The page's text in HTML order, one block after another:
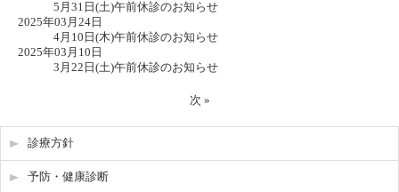
5月31日(土)午前休診のお知らせ
2025年03月24日
4月10日(木)午前休診のお知らせ
2025年03月10日
3月22日(土)午前休診のお知らせ
次 »
診療方針
予防・健康診断